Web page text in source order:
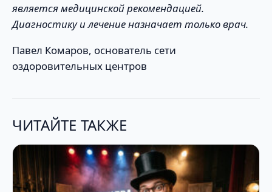
является медицинской рекомендацией.
Диагностику и лечение назначает только врач.
Павел Комаров, основатель сети
оздоровительных центров
ЧИТАЙТЕ ТАКЖЕ